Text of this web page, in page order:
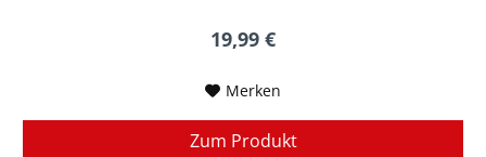
19,99 €
Merken
Zum Produkt